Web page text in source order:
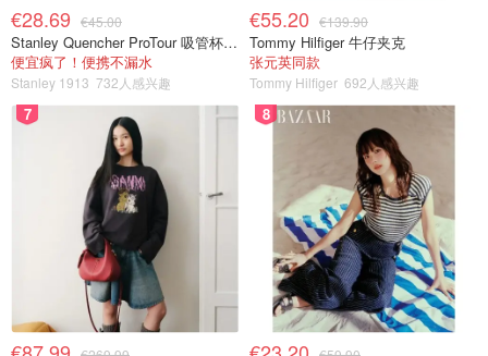
€28.69 €45.00
Stanley Quencher ProTour 吸管杯 0.59L
便宜疯了！便携不漏水
Stanley 1913 732人感兴趣
€55.20 €139.90
Tommy Hilfiger 牛仔夹克
张元英同款
Tommy Hilfiger 692人感兴趣
7 8